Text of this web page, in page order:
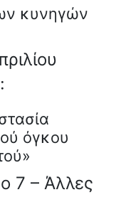
κυνηγών
όγκου
7 – Άλλες